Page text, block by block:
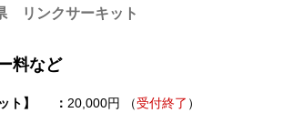
リンクサーキット
料など
ト】 20,000円 （受付終了 ）